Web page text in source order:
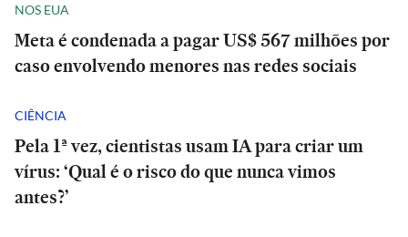
NOS EUA
Meta é condenada a pagar US$ 567 milhões por
caso envolvendo menores nas redes sociais
CIÊNCIA
Pela 1ª vez, cientistas usam IA para criar um
vírus: ‘Qual é o risco do que nunca vimos
antes?’